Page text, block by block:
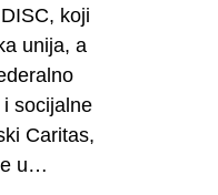
koji
unija, a
socijalne
Caritas,
u…